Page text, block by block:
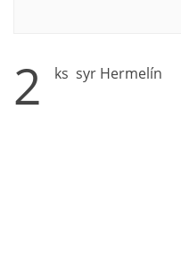
2 ks syr Hermelín